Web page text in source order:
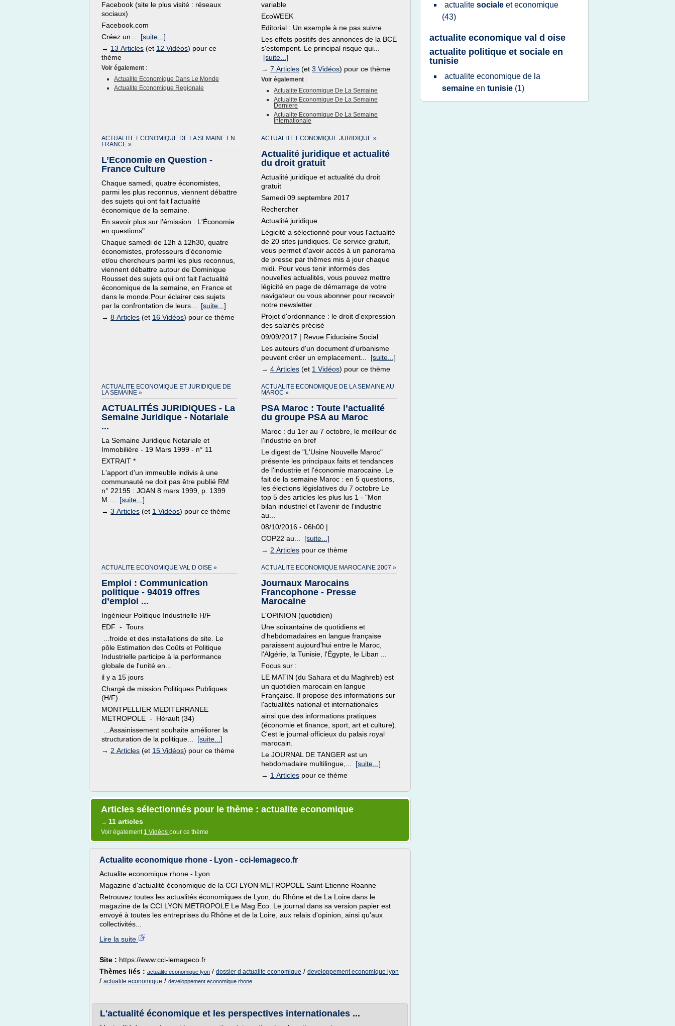
Facebook (site le plus visité : réseaux
sociaux)
Facebook.com
Créez un... [suite...]
→ 13 Articles (et 12 Vidéos) pour ce
thème
Voir également :
Actualite Economique Dans Le Monde
Actualite Economique Regionale
variable
EcoWEEK
Editorial : Un exemple à ne pas suivre
Les effets positifs des annonces de la BCE
s'estompent. Le principal risque qui...
[suite...]
→ 7 Articles (et 3 Vidéos) pour ce thème
Voir également :
Actualite Economique De La Semaine
Actualite Economique De La Semaine
Derniere
Actualite Economique De La Semaine
Internationale
ACTUALITE ECONOMIQUE DE LA SEMAINE EN
FRANCE »
L’Economie en Question -
France Culture
Chaque samedi, quatre économistes,
parmi les plus reconnus, viennent débattre
des sujets qui ont fait l'actualité
économique de la semaine.
En savoir plus sur l'émission : L'Économie
en questions"
Chaque samedi de 12h à 12h30, quatre
économistes, professeurs d'économie
et/ou chercheurs parmi les plus reconnus,
viennent débattre autour de Dominique
Rousset des sujets qui ont fait l'actualité
économique de la semaine, en France et
dans le monde.Pour éclairer ces sujets
par la confrontation de leurs... [suite...]
→ 8 Articles (et 16 Vidéos) pour ce thème
ACTUALITE ECONOMIQUE JURIDIQUE »
Actualité juridique et actualité
du droit gratuit
Actualité juridique et actualité du droit
gratuit
Samedi 09 septembre 2017
Rechercher
Actualité juridique
Légicité a sélectionné pour vous l'actualité
de 20 sites juridiques. Ce service gratuit,
vous permet d'avoir accès à un panorama
de presse par thêmes mis à jour chaque
midi. Pour vous tenir informés des
nouvelles actualités, vous pouvez mettre
légicité en page de démarrage de votre
navigateur ou vous abonner pour recevoir
notre newsletter .
Projet d'ordonnance : le droit d'expression
des salariés précisé
09/09/2017 | Revue Fiduciaire Social
Les auteurs d'un document d'urbanisme
peuvent créer un emplacement... [suite...]
→ 4 Articles (et 1 Vidéos) pour ce thème
ACTUALITE ECONOMIQUE ET JURIDIQUE DE
LA SEMAINE »
ACTUALITÉS JURIDIQUES - La
Semaine Juridique - Notariale
...
La Semaine Juridique Notariale et
Immobilière - 19 Mars 1999 - n° 11
EXTRAIT *
L'apport d'un immeuble indivis à une
communauté ne doit pas être publié RM
n° 22195 : JOAN 8 mars 1999, p. 1399
M.... [suite...]
→ 3 Articles (et 1 Vidéos) pour ce thème
ACTUALITE ECONOMIQUE DE LA SEMAINE AU
MAROC »
PSA Maroc : Toute l’actualité
du groupe PSA au Maroc
Maroc : du 1er au 7 octobre, le meilleur de
l'industrie en bref
Le digest de "L'Usine Nouvelle Maroc"
présente les principaux faits et tendances
de l'industrie et l'économie marocaine. Le
fait de la semaine Maroc : en 5 questions,
les élections législatives du 7 octobre Le
top 5 des articles les plus lus 1 - "Mon
bilan industriel et l'avenir de l'industrie
au...
08/10/2016 - 06h00 |
COP22 au... [suite...]
→ 2 Articles pour ce thème
ACTUALITE ECONOMIQUE VAL D OISE »
Emploi : Communication
politique - 94019 offres
d’emploi ...
Ingénieur Politique Industrielle H/F
EDF - Tours
...froide et des installations de site. Le
pôle Estimation des Coûts et Politique
Industrielle participe à la performance
globale de l'unité en...
il y a 15 jours
Chargé de mission Politiques Publiques
(H/F)
MONTPELLIER MEDITERRANEE
METROPOLE - Hérault (34)
...Assainissement souhaite améliorer la
structuration de la politique... [suite...]
→ 2 Articles (et 15 Vidéos) pour ce thème
ACTUALITE ECONOMIQUE MAROCAINE 2007 »
Journaux Marocains
Francophone - Presse
Marocaine
L'OPINION (quotidien)
Une soixantaine de quotidiens et
d'hebdomadaires en langue française
paraissent aujourd'hui entre le Maroc,
l'Algérie, la Tunisie, l'Égypte, le Liban ...
Focus sur :
LE MATIN (du Sahara et du Maghreb) est
un quotidien marocain en langue
Française. Il propose des informations sur
l'actualités national et internationales
ainsi que des informations pratiques
(économie et finance, sport, art et culture).
C'est le journal officieux du palais royal
marocain.
Le JOURNAL DE TANGER est un
hebdomadaire multilingue,... [suite...]
→ 1 Articles pour ce thème
Articles sélectionnés pour le thème : actualite economique
→ 11 articles
Voir également 1 Vidéos pour ce thème
Actualite economique rhone - Lyon - cci-lemageco.fr
Actualite economique rhone - Lyon
Magazine d'actualité économique de la CCI LYON METROPOLE Saint-Etienne Roanne
Retrouvez toutes les actualités économiques de Lyon, du Rhône et de La Loire dans le
magazine de la CCI LYON METROPOLE Le Mag Eco. Le journal dans sa version papier est
envoyé à toutes les entreprises du Rhône et de la Loire, aux relais d'opinion, ainsi qu'aux
collectivités...
Lire la suite
Site : https://www.cci-lemageco.fr
Thèmes liés : actualite economique lyon / dossier d actualite economique / developpement economique lyon
/ actualite economique / developpement economique rhone
L'actualité économique et les perspectives internationales ...
actualite sociale eteconomique
(43)
actualite economique val d oise
actualite politique et sociale en
tunisie
actualite economique de la
semaine en tunisie (1)